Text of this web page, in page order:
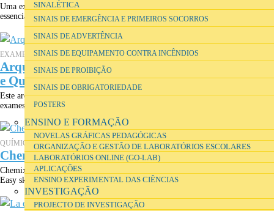
SINALÉTICA
SINAIS DE EMERGÊNCIA E PRIMEIROS SOCORROS
SINAIS DE ADVERTÊNCIA
SINAIS DE EQUIPAMENTO CONTRA INCÊNDIOS
SINAIS DE PROIBIÇÃO
SINAIS DE OBRIGATORIEDADE
POSTERS
ENSINO E FORMAÇÃO
NOVELAS GRÁFICAS PEDAGÓGICAS
ORGANIZAÇÃO E GESTÃO DE LABORATÓRIOS ESCOLARES
LABORATÓRIOS ONLINE (GO-LAB)
APLICAÇÕES
ENSINO EXPERIMENTAL DAS CIÊNCIAS
INVESTIGAÇÃO
PROJECTO DE INVESTIGAÇÃO
Uma exposição em 2005 com alguns exemplares de manuais que provêm,
essencialmente, do fundo da Direcção-Geral do Ensino Liceal (DGEL),...
EXAMES
Arquivo digital 1931-2005 dos Exames de Física
e Química
Este arquivo disponibiliza, online, a todos os interessados os enunciados dos
exames de Física e Química: exames distritais de 1931 a...
QUÍMICA
Chemix 2.0
Chemix 2.0 is a free online editor for drawing lab diagrams and apparatus.
Easy sketching for both students and school teachers.